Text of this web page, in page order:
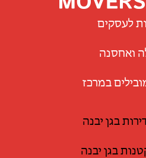
לעסקים
ואחסנה
במרכז
בגן יבנה
בגן יבנה